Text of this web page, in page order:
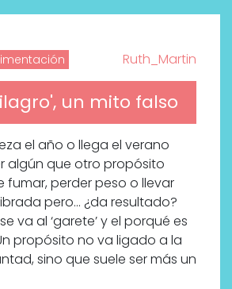
Ruth_Martin
un mito falso
el año o llega el verano
algún que otro propósito
fumar, perder peso o llevar
pero… ¿da resultado?
va al ‘garete’ y el porqué es
propósito no va ligado a la
sino que suele ser más un